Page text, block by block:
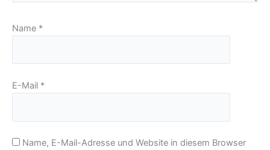
Name *
E-Mail *
Name, E-Mail-Adresse und Website in diesem Browser